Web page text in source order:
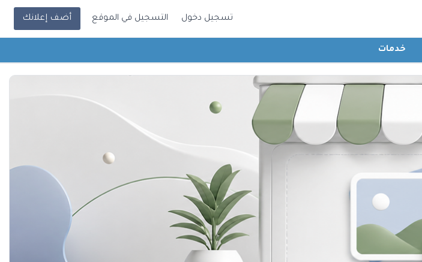
تسجيل دخول التسجيل في الموقع أضف إعلانك
خدمات